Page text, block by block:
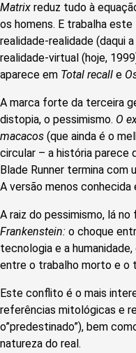
Matrix reduz tudo à
os homens. E trabalha
realidade-realidade (daqui
realidade-virtual (hoje,
aparece em Total recall e
A marca forte da terceira
distopia, o pessimismo. O
macacos (que ainda é o
circular – a história parece
Blade Runner termina com
A versão menos conhecida
A raiz do pessimismo, lá
Frankenstein: o choque
tecnologia e a
entre o trabalho morto e o
Este conflito é o mais
referências mitológicas e
o”predestinado”), bem
natureza do real.